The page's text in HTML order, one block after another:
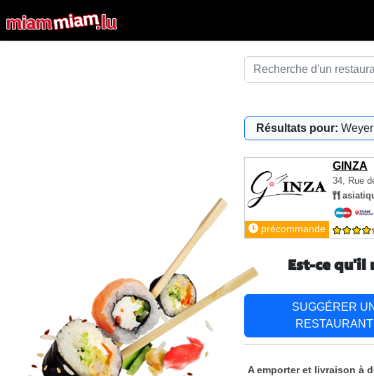
Résultats pour: Weyer
GINZA
34, Rue
précommande
Est-ce qu'il
SUGGÉRER UN
RESTAURANT
A emporter et livraison à